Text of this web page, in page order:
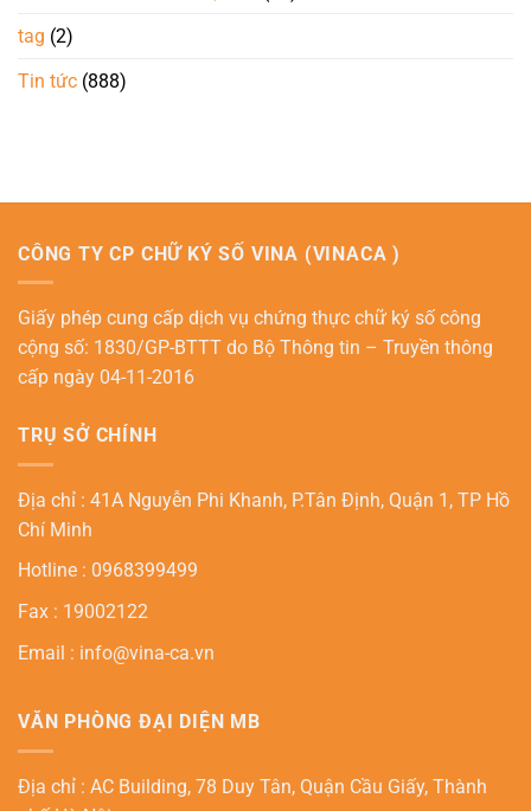
tag (2)
Tin tức (888)
CÔNG TY CP CHỮ KÝ SỐ VINA (VINACA )
Giấy phép cung cấp dịch vụ chứng thực chữ ký số công
cộng số: 1830/GP-BTTT do Bộ Thông tin – Truyền thông
cấp ngày 04-11-2016
TRỤ SỞ CHÍNH
Địa chỉ : 41A Nguyễn Phi Khanh, P.Tân Định, Quận 1, TP Hồ
Chí Minh
Hotline : 0968399499
Fax : 19002122
Email : info@vina-ca.vn
VĂN PHÒNG ĐẠI DIỆN MB
Địa chỉ : AC Building, 78 Duy Tân, Quận Cầu Giấy, Thành